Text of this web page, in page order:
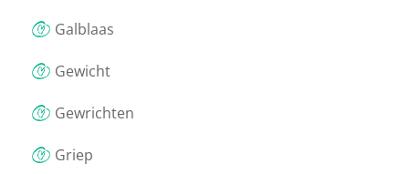
Galblaas
Gewicht
Gewrichten
Griep